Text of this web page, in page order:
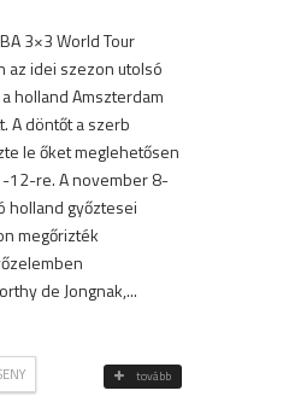
3×3 World Tour
az idei szezon utolsó
holland Amszterdam
A döntőt a szerb
le őket meglehetősen
12-re. A november 8-
holland győztesei
megőrizték
de Jongnak,...
tovább